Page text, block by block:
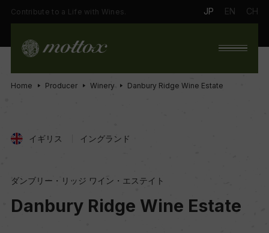
Contribute to a Life with Wines. JP EN CH
Home Producer Winery Danbury Ridge Wine Estate
イギリス イングランド
ダンブリー・リッジ ワイン・エステイト
Danbury Ridge Wine Estate